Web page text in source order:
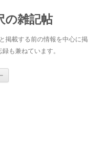
の雑記帖
掲載する前の情報を中心に掲
も兼ねています。